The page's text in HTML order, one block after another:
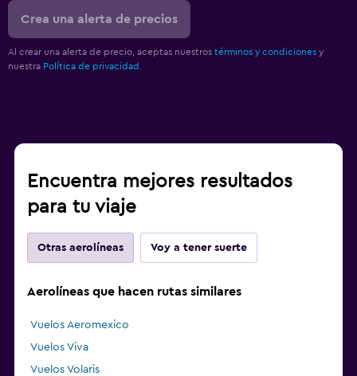
Crea una alerta de precios
Al crear una alerta de precio, aceptas nuestros términos y condiciones y
nuestra Política de privacidad.
Encuentra mejores resultados
para tu viaje
Otras aerolíneas Voy a tener suerte
Aerolíneas que hacen rutas similares
Vuelos Aeromexico
Vuelos Viva
Vuelos Volaris